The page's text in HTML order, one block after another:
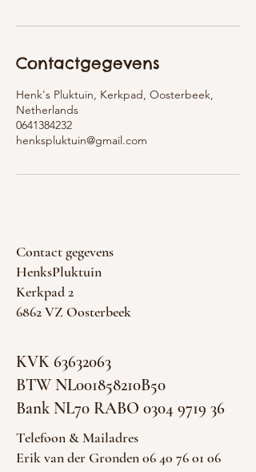
Contactgegevens
Henk's Pluktuin, Kerkpad, Oosterbeek,
Netherlands
0641384232
henkspluktuin@gmail.com
Contact gegevens
HenksPluktuin
Kerkpad 2
6862 VZ Oosterbeek
KVK 63632063
BTW NL001858210B50
Bank NL70 RABO 0304 9719 36
Telefoon & Mailadres
Erik van der Gronden 06 40 76 01 06